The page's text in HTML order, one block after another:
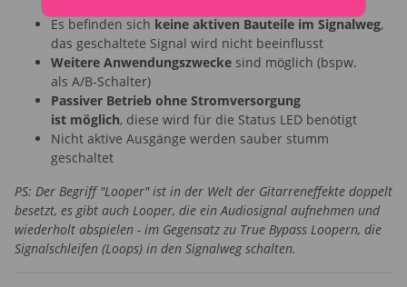
Es befinden sich keine aktiven Bauteile im Signalweg,
das geschaltete Signal wird nicht beeinflusst
Weitere Anwendungszwecke sind möglich (bspw.
als A/B-Schalter)
Passiver Betrieb ohne Stromversorgung
ist möglich, diese wird für die Status LED benötigt
Nicht aktive Ausgänge werden sauber stumm
geschaltet
PS: Der Begriff "Looper" ist in der Welt der Gitarreneffekte doppelt
besetzt, es gibt auch Looper, die ein Audiosignal aufnehmen und
wiederholt abspielen - im Gegensatz zu True Bypass Loopern, die
Signalschleifen (Loops) in den Signalweg schalten.